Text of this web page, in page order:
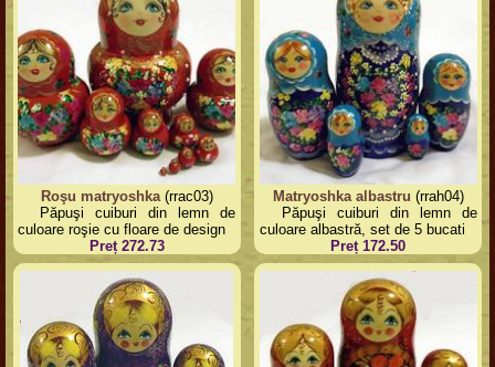
Roşu matryoshka(rrac03)
Păpuşi cuiburi din lemn de
culoare roşie cu floare de design
Preț 272.73
Matryoshka albastru (rrah04)
Păpuşi cuiburi din lemn de
culoare albastră, set de 5 bucati
Preț 172.50